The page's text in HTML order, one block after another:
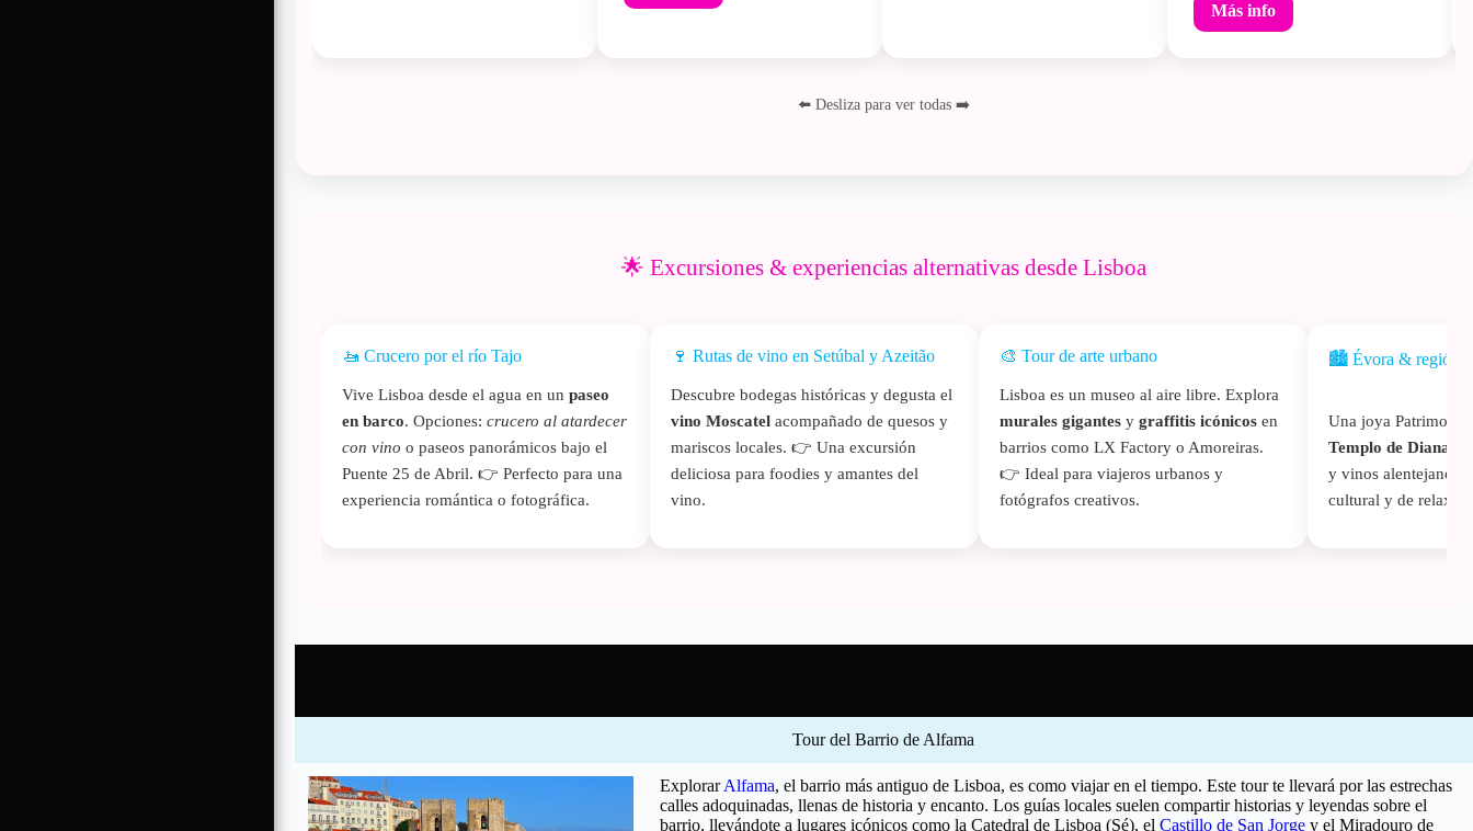
Más info
⬅️ Desliza para ver todas ➡️
🌟 Excursiones & experiencias alternativas desde Lisboa
🚤 Crucero por el río Tajo
Vive Lisboa desde el agua en un paseo
en barco. Opciones: crucero al atardecer
con vino o paseos panorámicos bajo el
Puente 25 de Abril. 👉 Perfecto para una
experiencia romántica o fotográfica.
🍷 Rutas de vino en Setúbal y Azeitão
Descubre bodegas históricas y degusta el
vino Moscatelacompañado de quesos y
mariscos locales. 👉 Una excursión
deliciosa para foodies y amantes del
vino.
🎨 Tour de arte urbano
Lisboa es un museo al aire libre. Explora
murales gigantesy graffitis icónicosen
barrios como LX Factory o Amoreiras.
👉 Ideal para viajeros urbanos y
fotógrafos creativos.
🏙️ Évora & región
Una joya
Templo de Diana
y vinos
cultural y de relax a
Tour del Barrio de Alfama
ExplorarAlfama, el barrio más antiguo de Lisboa, es como viajar en el tiempo. Este tour te llevará por las estrechas
calles adoquinadas, llenas de historia y encanto. Los guías locales suelen compartir historias y leyendas sobre el
barrio, llevándote a lugares icónicos como la Catedral de Lisboa (Sé), elCastillo de San Jorge y el Miradouro de